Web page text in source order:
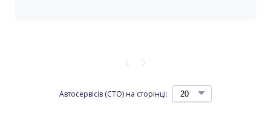
Автосервісів (СТО) на сторінці: